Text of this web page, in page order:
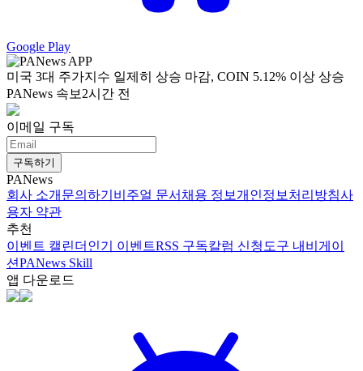
Google Play
미국 3대 주가지수 일제히 상승 마감, COIN 5.12% 이상 상승
PANews 속보 2시간 전
이메일 구독
구독하기
PANews
회사 소개 문의하기 비주얼 문서 채용 정보개인정보처리방침사
용자 약관
추천
이벤트 캘린더 인기 이벤트RSS 구독칼럼 신청 도구 내비게이
션PANews Skill
앱 다운로드